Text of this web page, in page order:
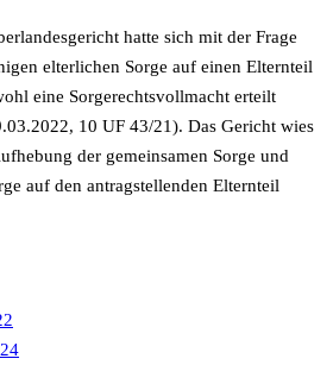
hatte sich mit der Frage
elterlichen Sorge auf einen Elternteil
eine Sorgerechtsvollmacht erteilt
10 UF 43/21). Das Gericht wies
der gemeinsamen Sorge und
auf den antragstellenden Elternteil